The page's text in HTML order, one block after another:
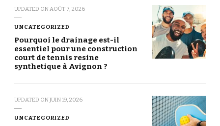
UPDATED ONAOÛT 7, 2026
UNCATEGORIZED
Pourquoi le drainage est-il
essentiel pour une construction
court de tennis resine
synthetique à Avignon ?
UPDATED ONJUIN 19, 2026
UNCATEGORIZED